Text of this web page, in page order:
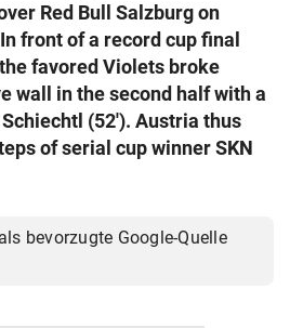
Red Bull Salzburg on
front of a record cup final
favored Violets broke
wall in the second half with a
(52'). Austria thus
of serial cup winner SKN
bevorzugte Google-Quelle